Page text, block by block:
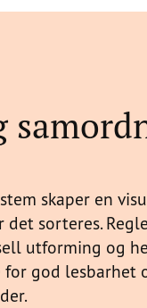
skaper en
sorteres.
utforming og
god lesbarhet